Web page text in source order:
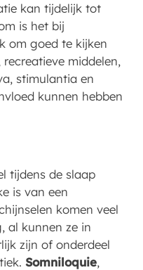
kan tijdelijk tot
is het bij
om goed te kijken
middelen,
stimulantia en
kunnen hebben
tijdens de slaap
is van een
komen veel
al kunnen ze in
zijn of onderdeel
Somniloquie,